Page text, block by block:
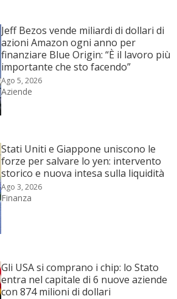
Jeff Bezos vende miliardi di dollari di
azioni Amazon ogni anno per
finanziare Blue Origin: “È il lavoro più
importante che sto facendo”
Ago 5, 2026
Aziende
Stati Uniti e Giappone uniscono le
forze per salvare lo yen: intervento
storico e nuova intesa sulla liquidità
Ago 3, 2026
Finanza
Gli USA si comprano i chip: lo Stato
entra nel capitale di 6 nuove aziende
con 874 milioni di dollari